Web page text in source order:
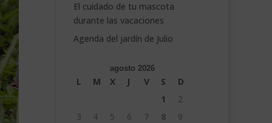
El cuidado de tu mascota
durante las vacaciones
Agenda del jardín de Julio
agosto 2026
L M X J V S
D
1
2
3
4 5 6 7 8
9